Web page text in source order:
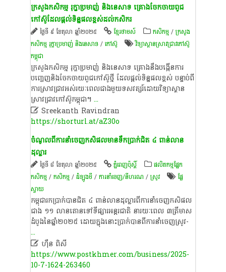
ក្រសួងកសិកម្ម រុក្ខាប្រមាញ់ និងនេសាទ គ្រោងចែកចាយពូជ
កៅស៊ូដែលផ្តល់ទិន្នផលខ្ពស់ដល់កសិករ
ថ្ងៃទី ៩ ខែតុលា ឆ្នាំ២០២៥ ខ្មែរថាមស៍ កសិកម្ម/ក្រសួង
កសិកម្ម រុក្ខាប្រមាញ់ និងនេសាទ/​កៅស៊ូ​
វិទ្យាស្ថានស្រាវជ្រាវកៅស៊ូ
កម្ពុជា
ក្រសួងកសិកម្ម រុក្ខាប្រមាញ់ និងនេសាទ គ្រោងនឹងបង្កើនការ
បញ្ចេញនិងចែកចាយពូជកៅស៊ូថ្មី ដែលផ្តល់ទិន្នផលខ្ពស់ បន្ទាប់ពី
ការស្រាវជ្រាវអស់រយៈពេលជាងមួយទសវត្សរ៍ដោយវិទ្យាស្ថាន
ស្រាវជ្រាវកៅស៊ូកម្ពុជា។ ...
Sreekanth Ravindran
https://shorturl.at/aZ30o
ចំណូល​ពី​ការ​នាំ​ចេញ​កសិផលមាន​ទឹក​ប្រាក់​ជិត ៤ ពាន់​លាន​
ដុល្លារ​
ថ្ងៃទី ៨ ខែតុលា ឆ្នាំ២០២៥ ភ្នំពេញប៉ុស្តិ៍
​ផលិតកម្ម​ផ្នែក​
កសិកម្ម​/កសិកម្ម/ដំឡូងមី/ការនាំចេញ/នីហរណ /​ស្រូវ​
ផ្លែ
ស្វាយ
កម្ពុជា​រក​ប្រាក់​បាន​ជិត​ ​៤​ ​ពាន់​លាន​ដុល្លារ​ពី​ការ​នាំចេញ​កសិផល​
ជាង​ ​១១​ ​លាន​តោន​ទៅ​ទីផ្សារ​អន្តរជាតិ​ នា​រយៈពេល​ ​៣​ត្រី​មាស​
ដំបូង​នៃ​ឆ្នាំ​២០២៥​ ​ដោយ​ក្នុង​នោះ​ប្រាក់​បាន​ពី​ការ​នាំចេញ​ស្រូវ​-
...
ហ៊ឹន ពិសី
https://www.postkhmer.com/business/2025-
10-7-1624-263460